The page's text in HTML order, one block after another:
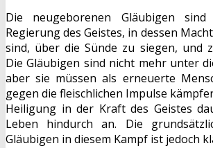
Die neugeborenen Gläubigen
Regierung des Geistes, in dessen
sind, über die Sünde zu siegen, und
Die Gläubigen sind nicht mehr unter
aber sie müssen als erneuerte
gegen die fleischlichen Impulse
Heiligung in der Kraft des Geistes
Leben hindurch an. Die
Gläubigen in diesem Kampf ist jedoch